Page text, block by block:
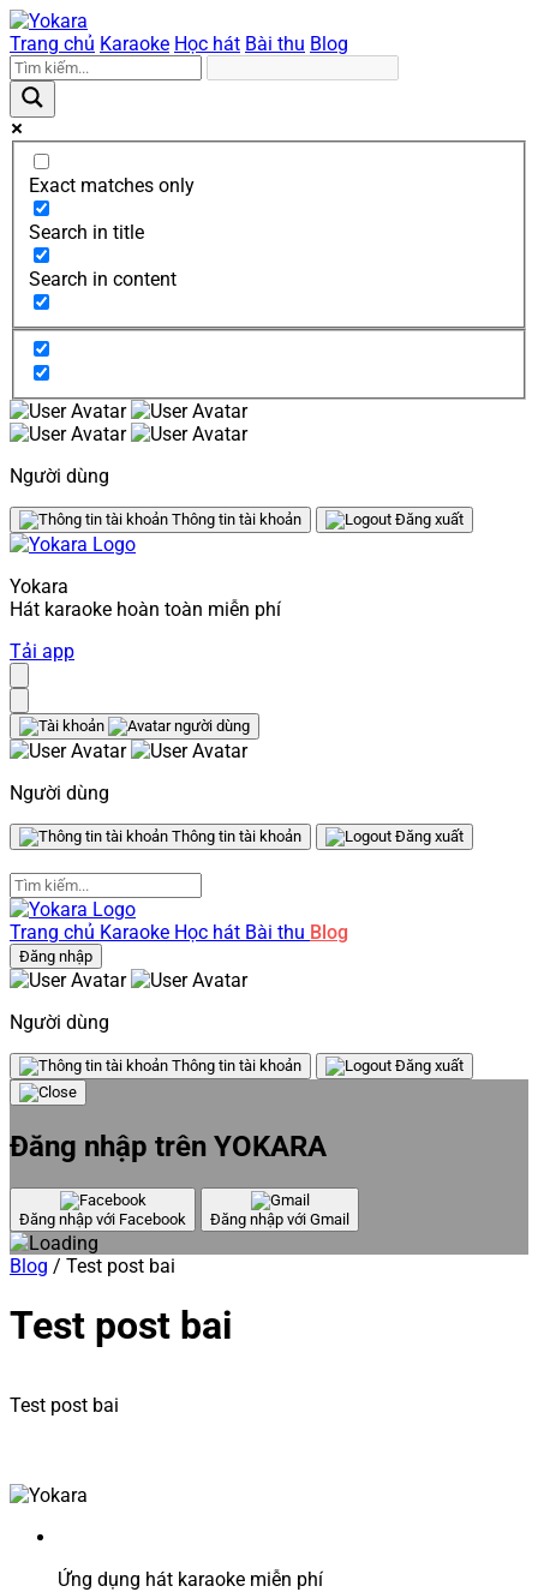
Trang chủ Karaoke Học hát Bài thu Blog
Exact matches only
Search in title
Search in content
Người dùng
Thông tin tài khoản Đăng xuất
Yokara
Hát karaoke hoàn toàn miễn phí
Tải app
Người dùng
Thông tin tài khoản Đăng xuất
Trang chủ Karaoke Học hát Bài thu Blog
Đăng nhập
Người dùng
Thông tin tài khoản Đăng xuất
Đăng nhập trên YOKARA
Đăng nhập với Facebook Đăng nhập với Gmail
Blog / Test post bai
Test post bai
Test post bai
Ứng dụng hát karaoke miễn phí